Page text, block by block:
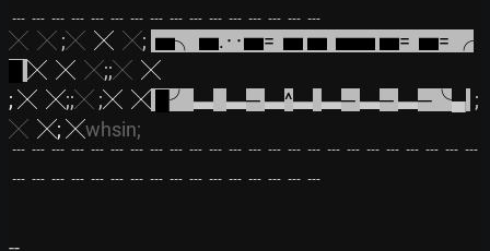
╳ ╳ ;╳
  ╳
╳; ▅╮ ▅.‥▅= ▅ ▅ ▅▅▅= ▅= ╭
╳  ╳
  ╳
;;╳
  ╳
; ╳  ╳;;╳ ;╳  ╳ █╯ ▃ ▃─▃^▃ ▃─▃─▃─╰▄ ;
╳ ╳; ╳whsin;
﹉﹉﹉﹉﹉﹉﹉﹉﹉﹉﹉﹉﹉﹉﹉﹉﹉﹉﹉﹉﹉﹉﹉﹉
﹉﹉﹉﹉﹉﹉﹉﹉﹉﹉﹉﹉﹉﹉﹉﹉